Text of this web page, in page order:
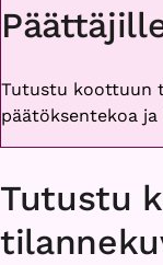
Tutustu koottuun
päätöksentekoa
Tutustu